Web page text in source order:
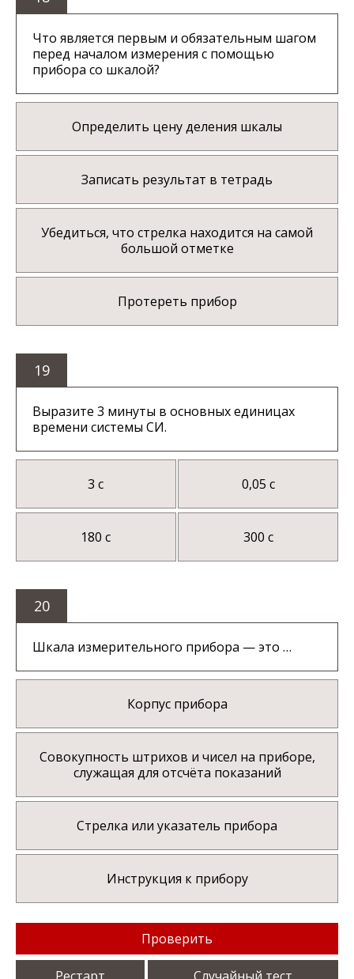
Что является первым и обязательным шагом
перед началом измерения с помощью
прибора со шкалой?
Определить цену деления шкалы
Записать результат в тетрадь
Убедиться, что стрелка находится на самой
большой отметке
Протереть прибор
19
Выразите 3 минуты в основных единицах
времени системы СИ.
3 с 0,05 с
180 с 300 с
20
Шкала измерительного прибора — это …
Корпус прибора
Совокупность штрихов и чисел на приборе,
служащая для отсчёта показаний
Стрелка или указатель прибора
Инструкция к прибору
Проверить